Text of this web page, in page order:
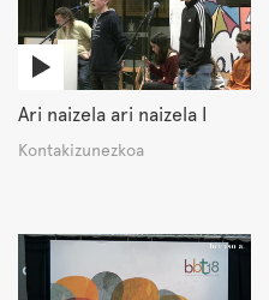
Ari naizela ari naizela I
Kontakizunezkoa